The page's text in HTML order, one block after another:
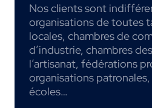
Nos clients sont
organisations de toutes
locales, chambres de
d’industrie, chambres
l’artisanat, fédérations
organisations
écoles…